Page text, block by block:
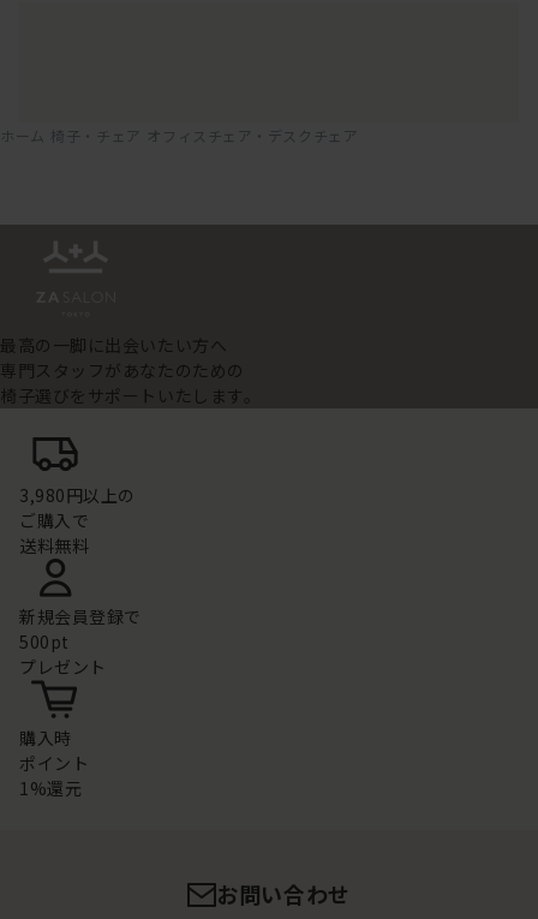
ホーム 椅子・チェア オフィスチェア・デスクチェア
最高の一脚に出会いたい方へ
専門スタッフがあなたのための
椅子選びをサポートいたします。
3,980円以上の
ご購入で
送料無料
新規会員登録で
500pt
プレゼント
購入時
ポイント
1%還元
お問い合わせ